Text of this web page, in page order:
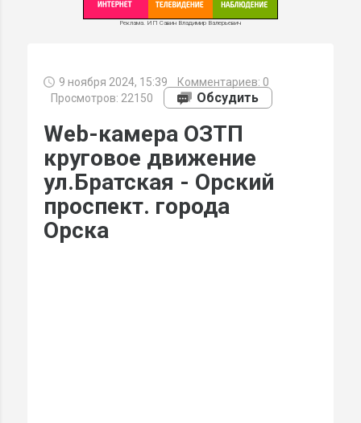
Реклама. ИП Савин Владимир Валерьевич
9 ноября 2024, 15:39 Комментариев: 0
Просмотров: 22150
Обсудить
Web-камера ОЗТП
круговое движение
ул.Братская - Орский
проспект. города
Орска